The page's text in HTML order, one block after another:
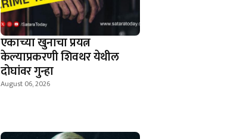
एकाच्या खुनाचा प्रयत्न
केल्याप्रकरणी शिवथर येथील
दोघांवर गुन्हा
August 06, 2026